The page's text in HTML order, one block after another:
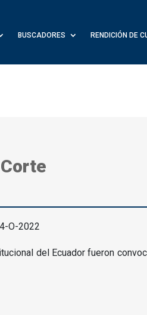
BUSCADORES RENDICIÓN DE
del Ecuador fueron